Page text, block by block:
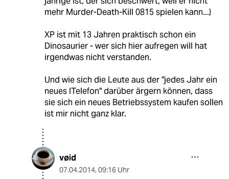
mehr Murder-Death-Kill 0815 spielen kann...)
XP ist mit 13 Jahren praktisch schon ein
Dinosaurier - wer sich hier aufregen will hat
irgendwas nicht verstanden.
Und wie sich die Leute aus der "jedes Jahr ein
neues ITelefon" darüber ärgern können, dass
sie sich ein neues Betriebssystem kaufen sollen
ist mir nicht ganz klar.
vøid
07.04.2014, 09:16 Uhr